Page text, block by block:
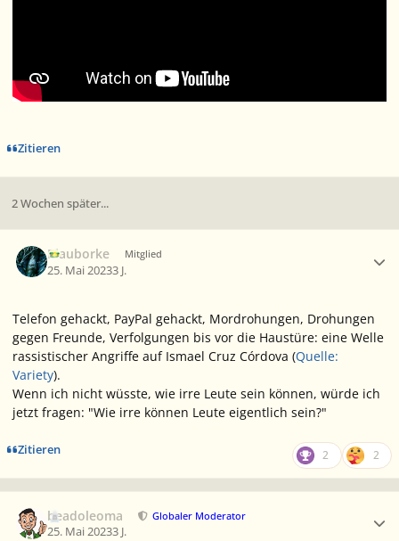
Zitieren
2 Wochen später...
Blauborke Mitglied
25. Mai 20233 J.
Telefon gehackt, PayPal gehackt, Mordrohungen, Drohungen
gegen Freunde, Verfolgungen bis vor die Haustüre: eine Welle
rassistischer Angriffe auf Ismael Cruz Córdova (Quelle:
Variety).
Wenn ich nicht wüsste, wie irre Leute sein können, würde ich
jetzt fragen: "Wie irre können Leute eigentlich sein?"
Zitieren 2 2
beadoleoma Globaler Moderator
25. Mai 20233 J.